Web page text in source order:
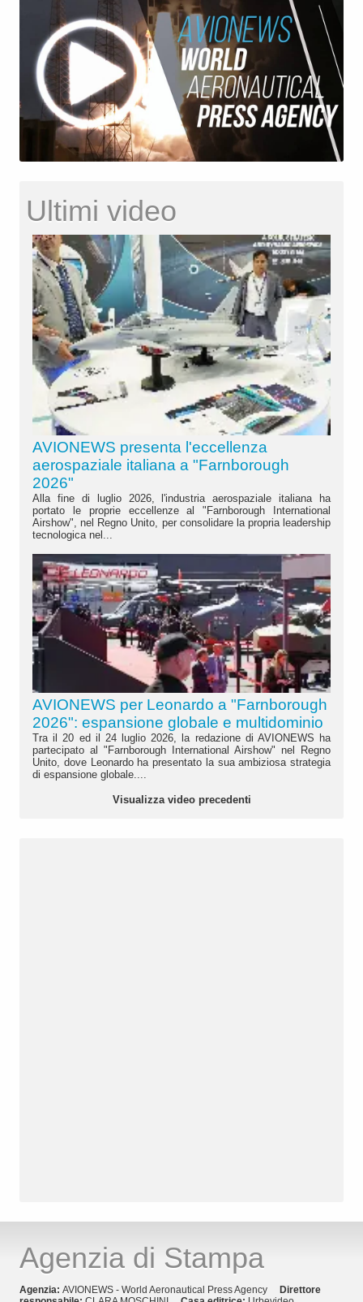
Ultimi video
AVIONEWS presenta l'eccellenza
aerospaziale italiana a "Farnborough
2026"
Alla fine di luglio 2026, l'industria aerospaziale italiana ha
portato le proprie eccellenze al "Farnborough International
Airshow", nel Regno Unito, per consolidare la propria leadership
tecnologica nel...
AVIONEWS per Leonardo a "Farnborough
2026": espansione globale e multidominio
Tra il 20 ed il 24 luglio 2026, la redazione di AVIONEWS ha
partecipato al "Farnborough International Airshow" nel Regno
Unito, dove Leonardo ha presentato la sua ambiziosa strategia
di espansione globale....
Visualizza video precedenti
Agenzia di Stampa
Agenzia: AVIONEWS - World Aeronautical Press Agency Direttore